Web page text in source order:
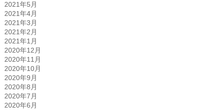
2021年5月
2021年4月
2021年3月
2021年2月
2021年1月
2020年12月
2020年11月
2020年10月
2020年9月
2020年8月
2020年7月
2020年6月